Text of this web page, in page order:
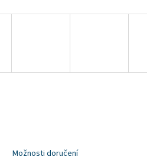
Možnosti doručení